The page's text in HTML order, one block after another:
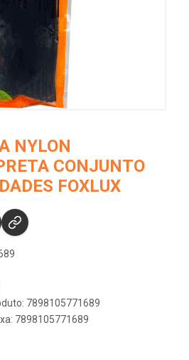
NYLON
CONJUNTO
FOXLUX
7898105771689
7898105771689